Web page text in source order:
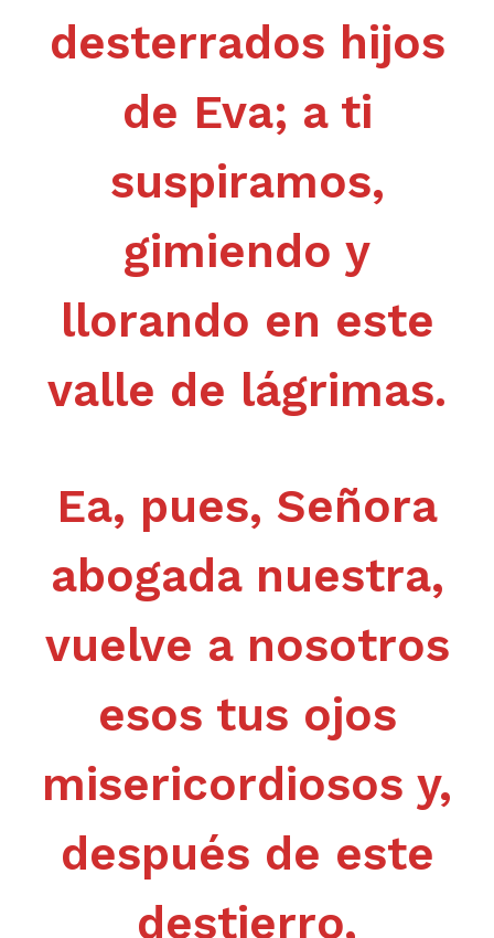
desterrados hijos
de Eva; a ti
suspiramos,
gimiendo y
llorando en este
valle de lágrimas.
Ea, pues, Señora
abogada nuestra,
vuelve a nosotros
esos tus ojos
misericordiosos y,
después de este
destierro,